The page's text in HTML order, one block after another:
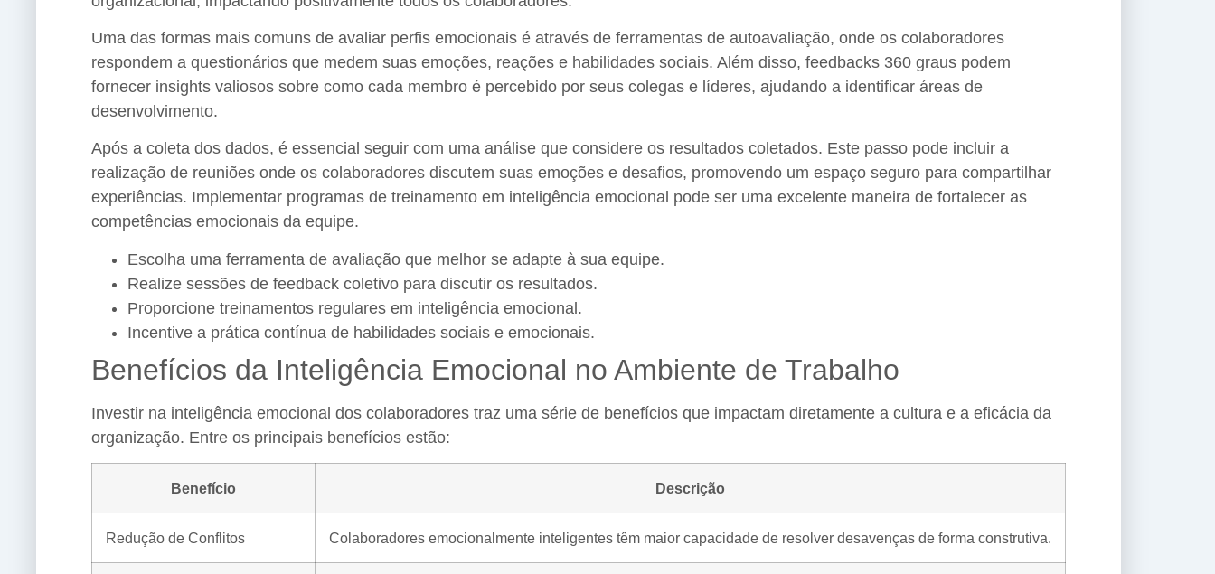
Uma das formas mais comuns de avaliar perfis emocionais é através de ferramentas de autoavaliação, onde os colaboradores
respondem a questionários que medem suas emoções, reações e habilidades sociais. Além disso, feedbacks 360 graus podem
fornecer insights valiosos sobre como cada membro é percebido por seus colegas e líderes, ajudando a identificar áreas de
desenvolvimento.
Após a coleta dos dados, é essencial seguir com uma análise que considere os resultados coletados. Este passo pode incluir a
realização de reuniões onde os colaboradores discutem suas emoções e desafios, promovendo um espaço seguro para compartilhar
experiências. Implementar programas de treinamento em inteligência emocional pode ser uma excelente maneira de fortalecer as
competências emocionais da equipe.
Escolha uma ferramenta de avaliação que melhor se adapte à sua equipe.
Realize sessões de feedback coletivo para discutir os resultados.
Proporcione treinamentos regulares em inteligência emocional.
Incentive a prática contínua de habilidades sociais e emocionais.
Benefícios da Inteligência Emocional no Ambiente de Trabalho
Investir na inteligência emocional dos colaboradores traz uma série de benefícios que impactam diretamente a cultura e a eficácia da
organização. Entre os principais benefícios estão:
Benefício Descrição
Redução de Conflitos Colaboradores emocionalmente inteligentes têm maior capacidade de resolver desavenças de forma construtiva.